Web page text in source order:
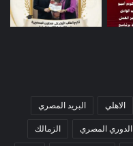
الاهلي البريد المصري
الدوري المصري الزمالك